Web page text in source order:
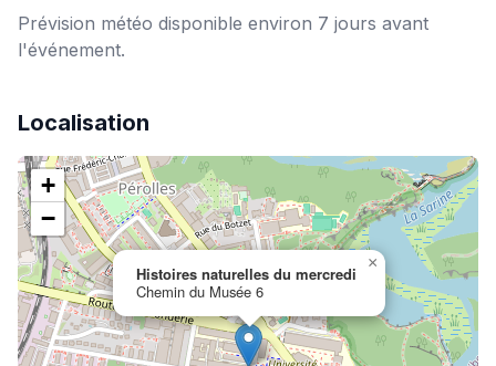
Prévision météo disponible environ 7 jours avant
l'événement.
Localisation
Histoires naturelles du mercredi
Chemin du Musée 6
×
+
−